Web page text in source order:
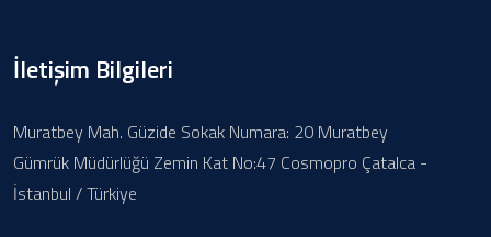
İletişim Bilgileri
Muratbey Mah. Güzide Sokak Numara: 20 Muratbey
Gümrük Müdürlüğü Zemin Kat No:47 Cosmopro Çatalca -
İstanbul / Türkiye